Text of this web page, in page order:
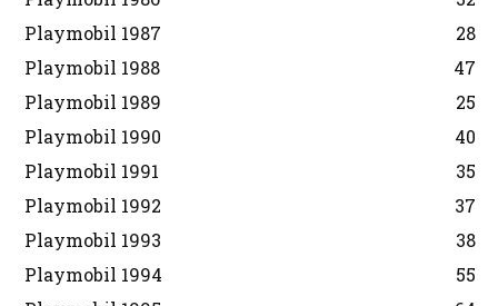
Playmobil 1987
28
Playmobil 1988
47
Playmobil 1989
25
Playmobil 1990
40
Playmobil 1991
35
Playmobil 1992
37
Playmobil 1993
38
Playmobil 1994
55